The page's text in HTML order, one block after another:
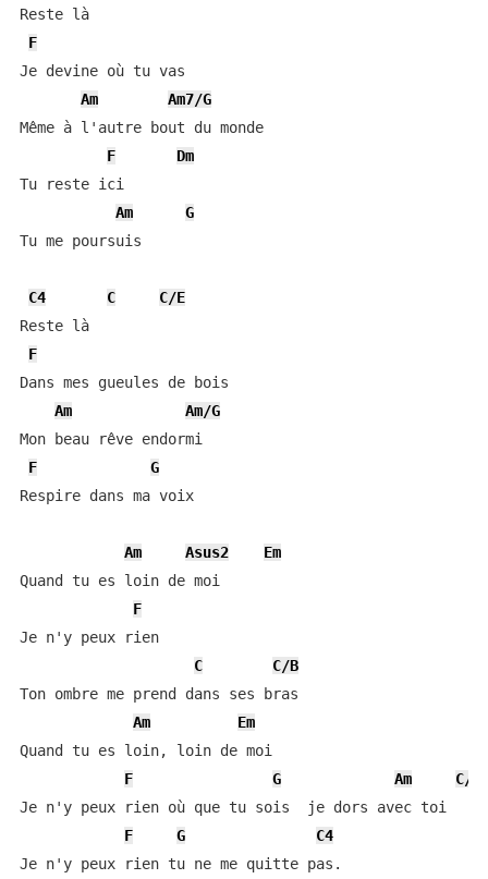
Reste là
F
Je devine où tu vas
Am
Am7/G
Même à l'autre bout du monde
F
Dm
Tu reste ici
Am
G
Tu me poursuis
C4 C
C/E
Reste là
F
Dans mes gueules de bois
Am
Am/G
Mon beau rêve endormi
F
G
Respire dans ma voix
Am Asus2
Em
Quand tu es loin de moi
F
Je n'y peux rien
C
C/B
Ton ombre me prend dans ses bras
Am
Em
Quand tu es loin, loin de moi
F
G Am
C/B
Je n'y peux rien où que tu sois  je dors avec toi
F
G
C4
Je n'y peux rien tu ne me quitte pas.